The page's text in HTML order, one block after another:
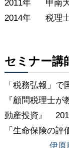
2011年
甲南
2014年
税理
セミナー講
「税務弘報」
『顧問税理士
動産投資』
「生命保険の
伊原